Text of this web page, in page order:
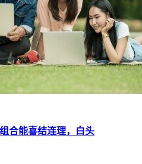
合能喜结连理，白头